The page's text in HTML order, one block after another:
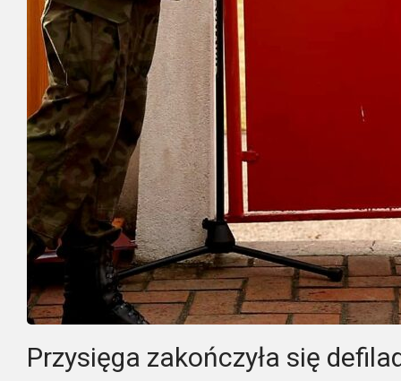
Przysięga zakończyła się